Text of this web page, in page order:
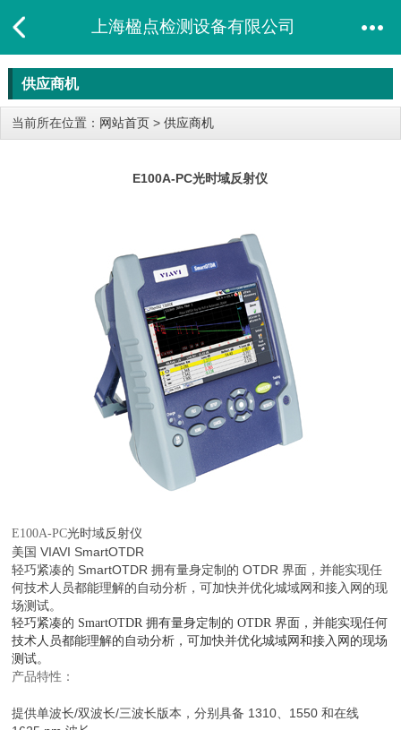
上海楹点检测设备有限公司
供应商机
当前所在位置： 网站首页 > 供应商机
E100A-PC​光时域反射仪​
E100A-PC光时域反射仪
美国 VIAVI SmartOTDR
轻巧紧凑的 SmartOTDR 拥有量身定制的 OTDR 界面，并能实现任
何技术人员都能理解的自动分析，可加快并优化城域网和接入网的现
场测试。
轻巧紧凑的 SmartOTDR 拥有量身定制的 OTDR 界面，并能实现任何
技术人员都能理解的自动分析，可加快并优化城域网和接入网的现场
测试。
产品特性：
提供单波长/双波长/三波长版本，分别具备 1310、1550 和在线